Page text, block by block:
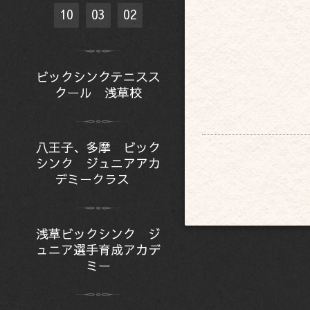
10 03 02
ビックシンクテニスス
クール 浅草校
八王子、多摩 ビック
シンク ジュニアアカ
デミークラス
浅草ビックシンク ジ
ュニア選手育成アカデ
ミー